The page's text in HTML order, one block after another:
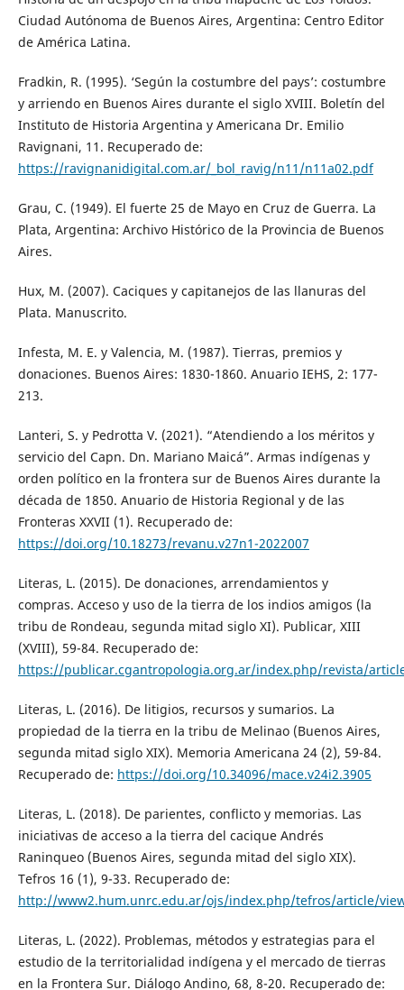
Ciudad Autónoma de Buenos Aires, Argentina: Centro Editor
de América Latina.
Fradkin, R. (1995). ‘Según la costumbre del pays’: costumbre
y arriendo en Buenos Aires durante el siglo XVIII. Boletín del
Instituto de Historia Argentina y Americana Dr. Emilio
Ravignani, 11. Recuperado de:
https://ravignanidigital.com.ar/_bol_ravig/n11/n11a02.pdf
Grau, C. (1949). El fuerte 25 de Mayo en Cruz de Guerra. La
Plata, Argentina: Archivo Histórico de la Provincia de Buenos
Aires.
Hux, M. (2007). Caciques y capitanejos de las llanuras del
Plata. Manuscrito.
Infesta, M. E. y Valencia, M. (1987). Tierras, premios y
donaciones. Buenos Aires: 1830-1860. Anuario IEHS, 2: 177-
213.
Lanteri, S. y Pedrotta V. (2021). “Atendiendo a los méritos y
servicio del Capn. Dn. Mariano Maicá”. Armas indígenas y
orden político en la frontera sur de Buenos Aires durante la
década de 1850. Anuario de Historia Regional y de las
Fronteras XXVII (1). Recuperado de:
https://doi.org/10.18273/revanu.v27n1-2022007
Literas, L. (2015). De donaciones, arrendamientos y
compras. Acceso y uso de la tierra de los indios amigos (la
tribu de Rondeau, segunda mitad siglo XI). Publicar, XIII
(XVIII), 59-84. Recuperado de:
https://publicar.cgantropologia.org.ar/index.php/revista/
Literas, L. (2016). De litigios, recursos y sumarios. La
propiedad de la tierra en la tribu de Melinao (Buenos Aires,
segunda mitad siglo XIX). Memoria Americana 24 (2), 59-84.
Recuperado de: https://doi.org/10.34096/mace.v24i2.3905
Literas, L. (2018). De parientes, conflicto y memorias. Las
iniciativas de acceso a la tierra del cacique Andrés
Raninqueo (Buenos Aires, segunda mitad del siglo XIX).
Tefros 16 (1), 9-33. Recuperado de:
http://www2.hum.unrc.edu.ar/ojs/index.php/tefros/article/
Literas, L. (2022). Problemas, métodos y estrategias para el
estudio de la territorialidad indígena y el mercado de tierras
en la Frontera Sur. Diálogo Andino, 68, 8-20. Recuperado de: